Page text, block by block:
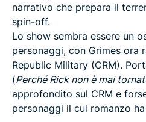
narrativo che prepara il
spin-off.
Lo show sembra essere un
personaggi, con Grimes ora
Republic Military (CRM).
(Perché Rick non è mai
approfondito sul CRM e
personaggi il cui romanzo